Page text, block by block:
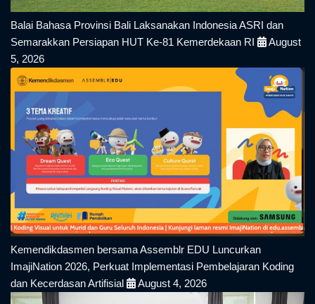
Balai Bahasa Provinsi Bali Laksanakan Indonesia ASRI dan
Semarakkan Persiapan HUT Ke-81 Kemerdekaan RI
August
5, 2026
Kemendikdasmen bersama Assemblr EDU Luncurkan
ImajiNation 2026, Perkuat Implementasi Pembelajaran Koding
dan Kecerdasan Artifisial
August 4, 2026